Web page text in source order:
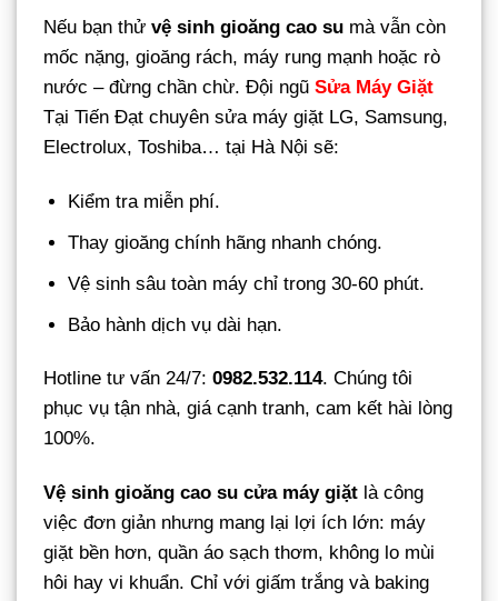
Nếu bạn thử vệ sinh gioăng cao su mà vẫn còn
mốc nặng, gioăng rách, máy rung mạnh hoặc rò
nước – đừng chần chừ. Đội ngũ Sửa Máy Giặt
Tại Tiến Đạt chuyên sửa máy giặt LG, Samsung,
Electrolux, Toshiba… tại Hà Nội sẽ:
Kiểm tra miễn phí.
Thay gioăng chính hãng nhanh chóng.
Vệ sinh sâu toàn máy chỉ trong 30-60 phút.
Bảo hành dịch vụ dài hạn.
Hotline tư vấn 24/7: 0982.532.114. Chúng tôi
phục vụ tận nhà, giá cạnh tranh, cam kết hài lòng
100%.
Vệ sinh gioăng cao su cửa máy giặt là công
việc đơn giản nhưng mang lại lợi ích lớn: máy
giặt bền hơn, quần áo sạch thơm, không lo mùi
hôi hay vi khuẩn. Chỉ với giấm trắng và baking